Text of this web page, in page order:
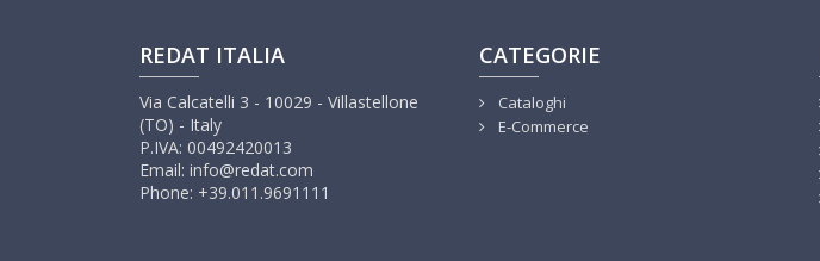
REDAT ITALIA
Via Calcatelli 3 - 10029 - Villastellone
(TO) - Italy
P.IVA: 00492420013
Email: info@redat.com
Phone: +39.011.9691111
CATEGORIE
Cataloghi
E-Commerce